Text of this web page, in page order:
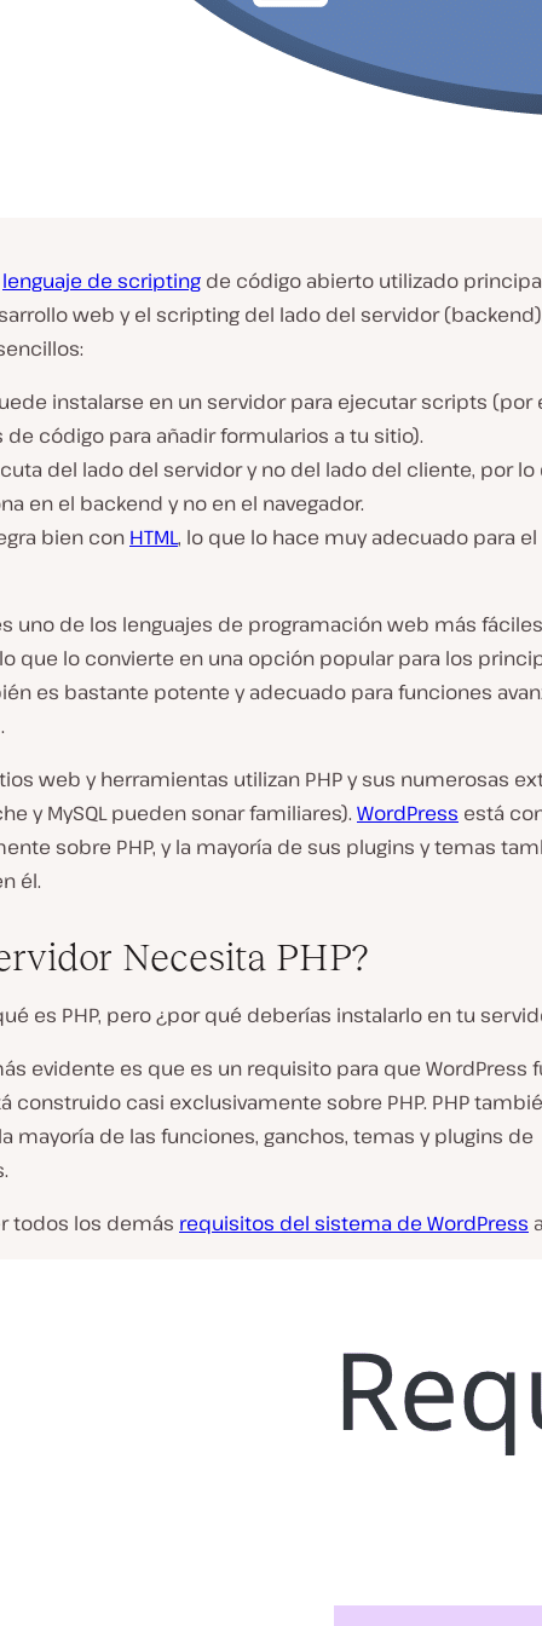
lenguaje de scripting de código abierto utilizado
web y el scripting del lado del servidor
instalarse en un servidor para ejecutar scripts (por
de código para añadir formularios a tu sitio).
del lado del servidor y no del lado del cliente, por lo
en el backend y no en el navegador.
bien con HTML, lo que lo hace muy adecuado para
uno de los lenguajes de programación web más
que lo convierte en una opción popular para los
es bastante potente y adecuado para funciones
web y herramientas utilizan PHP y sus numerosas
y MySQL pueden sonar familiares). WordPress está
sobre PHP, y la mayoría de sus plugins y temas
él.
Necesita PHP?
es PHP, pero ¿por qué deberías instalarlo en tu
evidente es que es un requisito para que WordPress
construido casi exclusivamente sobre PHP. PHP
mayoría de las funciones, ganchos, temas y plugins de
todos los demás requisitos del sistema de WordPress